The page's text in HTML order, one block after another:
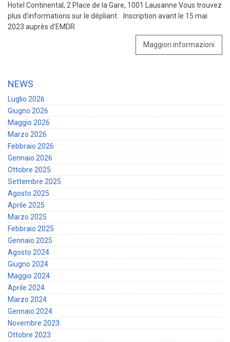
Hotel Continental, 2 Place de la Gare, 1001 Lausanne Vous trouvez
plus d’informations sur le dépliant. Inscription avant le 15 mai
2023 auprès d’EMDR
Maggiori informazioni
NEWS
Luglio 2026
Giugno 2026
Maggio 2026
Marzo 2026
Febbraio 2026
Gennaio 2026
Ottobre 2025
Settembre 2025
Agosto 2025
Aprile 2025
Marzo 2025
Febbraio 2025
Gennaio 2025
Agosto 2024
Giugno 2024
Maggio 2024
Aprile 2024
Marzo 2024
Gennaio 2024
Novembre 2023
Ottobre 2023